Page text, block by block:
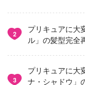
2
プリキュアに
ル」の髪型完全
3
プリキュアに
ナ・シャドウ」